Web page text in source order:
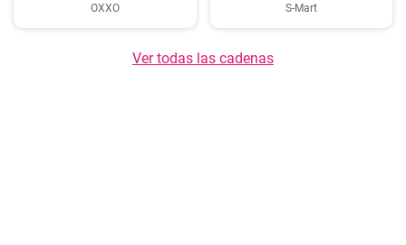
OXXO S-Mart
Ver todas las cadenas